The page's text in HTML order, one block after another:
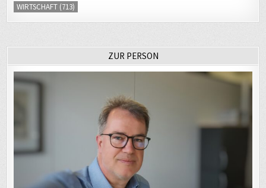
WIRTSCHAFT (713)
ZUR PERSON